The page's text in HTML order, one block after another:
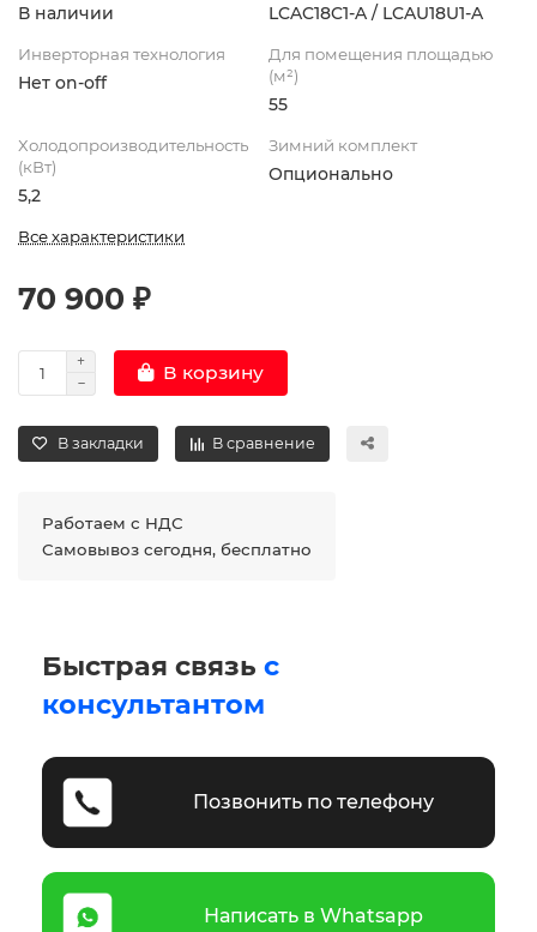
В наличии LCAC18C1-A / LCAU18U1-A
Инверторная технология
Нет on-off
Для помещения площадью
(м²)
55
Холодопроизводительность
(кВт)
5,2
Зимний комплект
Опционально
Все характеристики
70 900 ₽
В корзину
В закладки В сравнение
Работаем с НДС
Самовывоз сегодня, бесплатно
Быстрая связь с
консультантом
Позвонить по телефону
Написать в Whatsapp